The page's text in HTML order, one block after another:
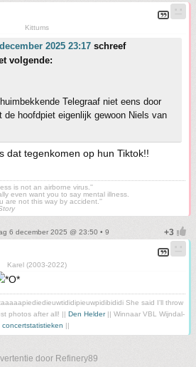
Kittums
2025 23:17 schreef
volgende:
Telegraaf niet eens door
hoofdpiet eigenlijk gewoon Niels van
dat tegenkomen op hun Tiktok!!
is not an airborne virus.''
even want you to say mental illness.
are not this way by accident.''
6 december 2025 @ 23:50 • 9
Karel (2003-2022)
She said I'll throw
photos after all! || Den Helder|| Winnaar VBL Wijndal-
concertstatistieken ||
door Refinery89